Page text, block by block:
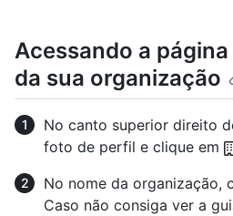
Acessando a
da sua organização
No canto superior direito
foto de perfil e clique em
No nome da organização,
Caso não consiga ver a